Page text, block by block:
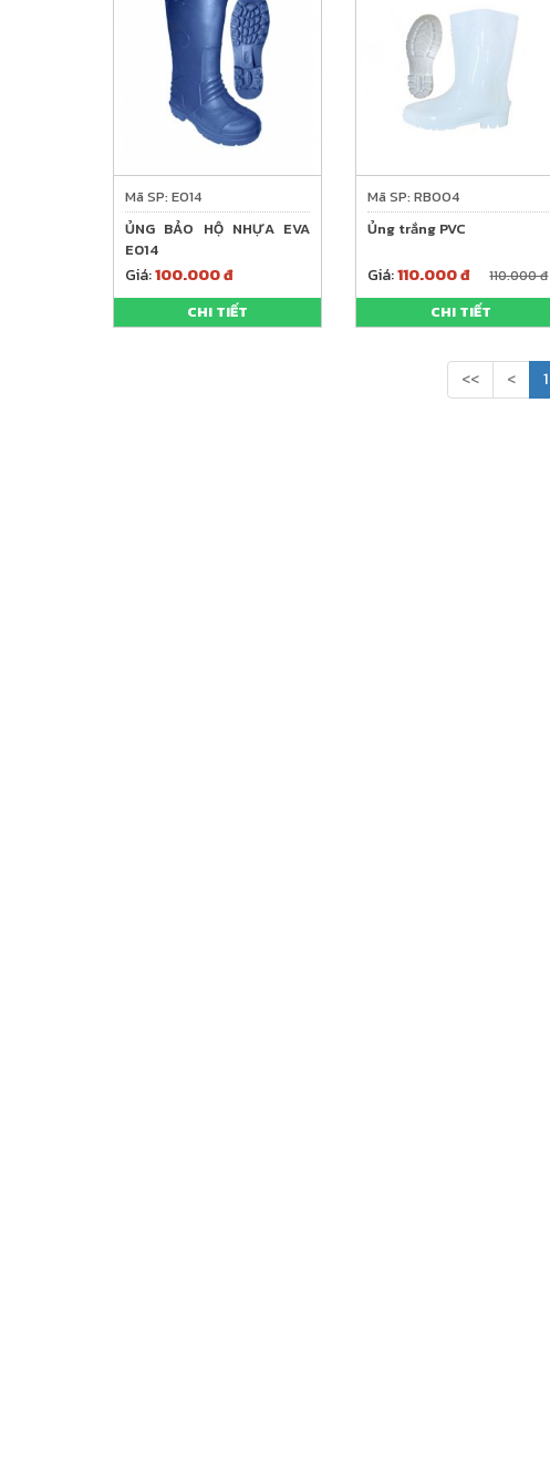
Mã SP: E014
ỦNG BẢO HỘ NHỰA EVA
E014
Giá:100.000 đ
CHI TIẾT
Mã SP: RB004
Ủng trắng PVC
Giá:110.000 đ 110.000 đ
CHI TIẾT
<< < 1